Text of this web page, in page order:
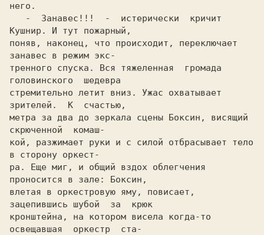
него.
Кушнир. И тут пожарный,
поняв, наконец, что происходит, переключает
занавес в режим экс-
тренного спуска. Вся тяжеленная  громада
головинского  шедевра
стремительно летит вниз. Ужас охватывает
зрителей.  К  счастью,
метра за два до зеркала сцены Боксин, висящий
скрюченной  комаш-
кой, разжимает руки и с силой отбрасывает тело
в сторону оркест-
ра. Еще миг, и общий вздох облегчения
проносится в зале: Боксин,
влетая в оркестровую яму, повисает,
зацепившись шубой  за  крюк
кронштейна, на котором висела когда-то
освещавшая  оркестр  ста-